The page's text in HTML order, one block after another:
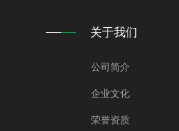
关于我们
公司简介
企业文化
荣誉资质